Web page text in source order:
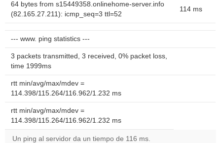
64 bytes from s15449358.onlinehome-server.info
(82.165.27.211): icmp_seq=3 ttl=52
114 ms
--- www. ping statistics ---
3 packets transmitted, 3 received, 0% packet loss,
time 1999ms
rtt min/avg/max/mdev =
114.398/115.264/116.962/1.232 ms
rtt min/avg/max/mdev =
114.398/115.264/116.962/1.232 ms
Un ping al servidor da un tiempo de 116 ms.